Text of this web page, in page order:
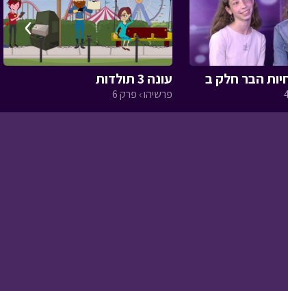
טו בשבט• מתוך חג
ומיוחד
עונה 3 תולדות
פרשיהו › פרק 6
›